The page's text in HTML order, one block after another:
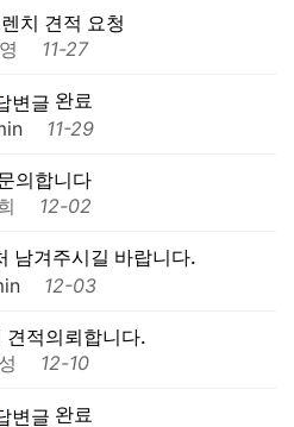
치 견적 요청
11-27
완료
11-29
의합니다
12-02
남겨주시길 바랍니다.
12-03
견적의뢰합니다.
12-10
완료